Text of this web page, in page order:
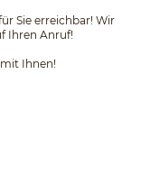
Sie erreichbar! Wir
Ihren Anruf!
Ihnen!